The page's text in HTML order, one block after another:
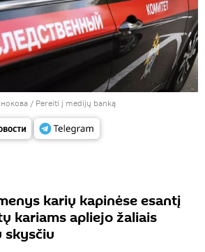
/ Pereiti į medijų banką
karių kapinėse esantį
kariams apliejo žaliais
skysčiu